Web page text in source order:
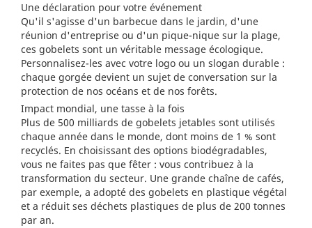
Une déclaration pour votre événement
Qu'il s'agisse d'un barbecue dans le jardin, d'une
réunion d'entreprise ou d'un pique-nique sur la plage,
ces gobelets sont un véritable message écologique.
Personnalisez-les avec votre logo ou un slogan durable :
chaque gorgée devient un sujet de conversation sur la
protection de nos océans et de nos forêts.
Impact mondial, une tasse à la fois
Plus de 500 milliards de gobelets jetables sont utilisés
chaque année dans le monde, dont moins de 1 % sont
recyclés. En choisissant des options biodégradables,
vous ne faites pas que fêter : vous contribuez à la
transformation du secteur. Une grande chaîne de cafés,
par exemple, a adopté des gobelets en plastique végétal
et a réduit ses déchets plastiques de plus de 200 tonnes
par an.